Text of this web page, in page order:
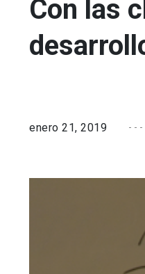
Con las
enero 21, 2019